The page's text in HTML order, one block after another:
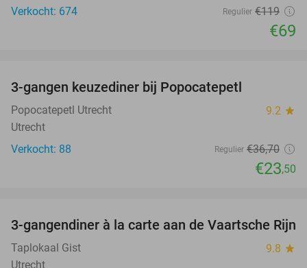
Verkocht: 674
Regulier €119
€69
3-gangen keuzediner bij Popocatepetl
Popocatepetl Utrecht 9.2 star
Utrecht
Verkocht: 88
Regulier €36,70
€23,50
41%
3-gangendiner à la carte aan de Vaartsche Rijn
Taplokaal Gist 9.8 star
Utrecht